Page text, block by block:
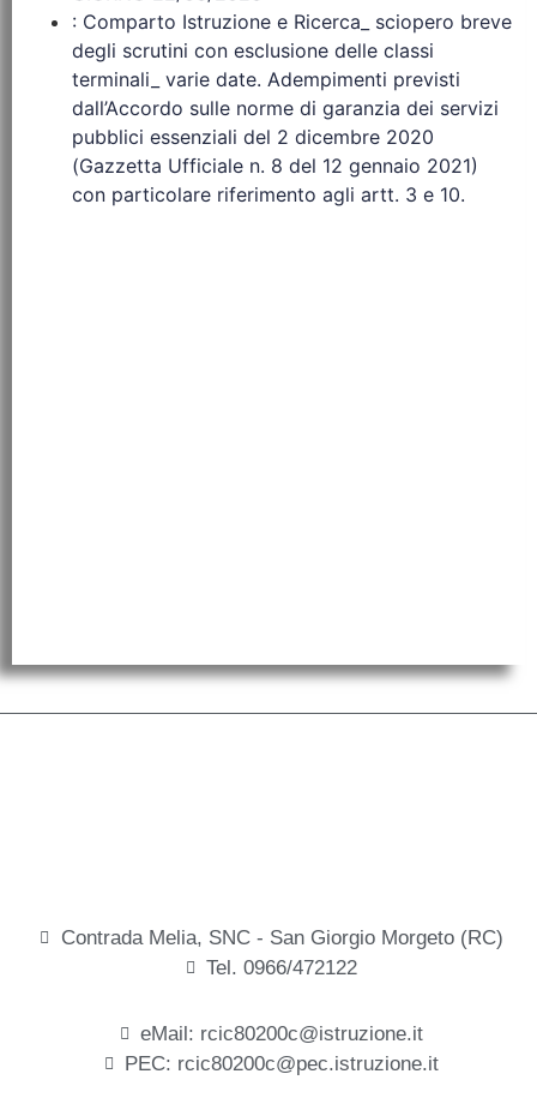
: Comparto Istruzione e Ricerca_ sciopero breve
degli scrutini con esclusione delle classi
terminali_ varie date. Adempimenti previsti
dall’Accordo sulle norme di garanzia dei servizi
pubblici essenziali del 2 dicembre 2020
(Gazzetta Ufficiale n. 8 del 12 gennaio 2021)
con particolare riferimento agli artt. 3 e 10.
Contrada Melia, SNC - San Giorgio Morgeto (RC)
Tel. 0966/472122
eMail: rcic80200c@istruzione.it
PEC: rcic80200c@pec.istruzione.it